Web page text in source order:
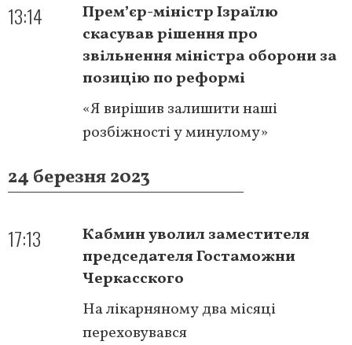
13:14
Прем’єр-міністр Ізраїлю
скасував рішення про
звільнення міністра оборони за
позицію по реформі
«Я вирішив залишити наші
розбіжності у минулому»
24 березня 2023
17:13
Кабмин уволил заместителя
председателя Гостаможни
Черкасского
На лікарняному два місяці
переховувався